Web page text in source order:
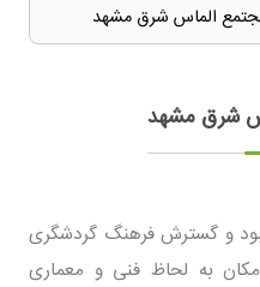
الماس شرق مشهد
شرق مشهد
و گسترش فرهنگ گردشگری
به لحاظ فنی و معماری